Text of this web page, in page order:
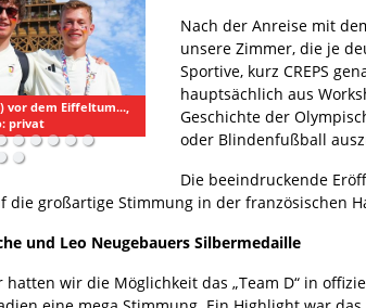
vor dem Eiffeltum...,
privat
Nach der Anreise mit
unsere Zimmer, die je
Sportive, kurz CREPS
hauptsächlich aus
Geschichte der
oder Blindenfußball
Die beeindruckende
die großartige Stimmung in der französischen
und Leo Neugebauers Silbermedaille
hatten wir die Möglichkeit das „Team D“ in